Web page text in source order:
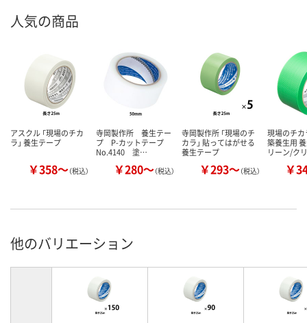
人気の商品
アスクル 「現場のチカ
ラ」 養生テープ
￥358～（税込）
寺岡製作所 養生テー
プ P-カットテープ
No.4140 塗…
￥280～（税込）
寺岡製作所 「現場のチ
カラ」 貼ってはがせる
養生テープ
￥293～（税込）
現場のチカ
築養生用
リーン/ク
￥
他のバリエーション